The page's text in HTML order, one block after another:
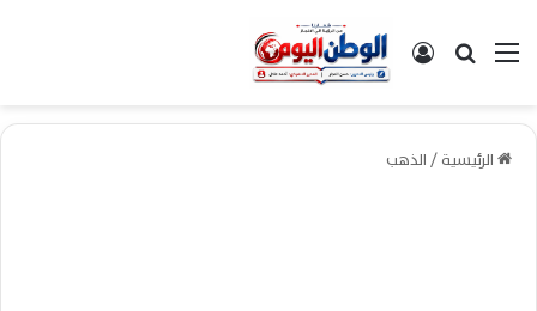
القائمةبحث عن تسجيل الدخول
الرئيسية/الذهب